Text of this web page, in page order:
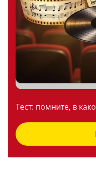
Тест: помните, в